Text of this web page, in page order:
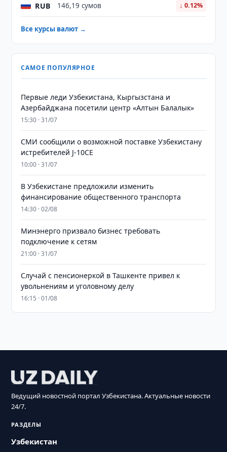
RUB 146,19 сумов ↓ 0.12%
Все курсы валют →
САМОЕ ПОПУЛЯРНОЕ
Первые леди Узбекистана, Кыргызстана и
Азербайджана посетили центр «Алтын Балалык»
15:30 · 31/07
СМИ сообщили о возможной поставке Узбекистану
истребителей J-10CE
10:00 · 31/07
В Узбекистане предложили изменить
финансирование общественного транспорта
14:30 · 02/08
Минэнерго призвало бизнес требовать
подключение к сетям
21:00 · 31/07
Случай с пенсионеркой в Ташкенте привел к
увольнениям и уголовному делу
16:15 · 01/08
Ведущий новостной портал Узбекистана. Актуальные новости
24/7.
РАЗДЕЛЫ
Узбекистан